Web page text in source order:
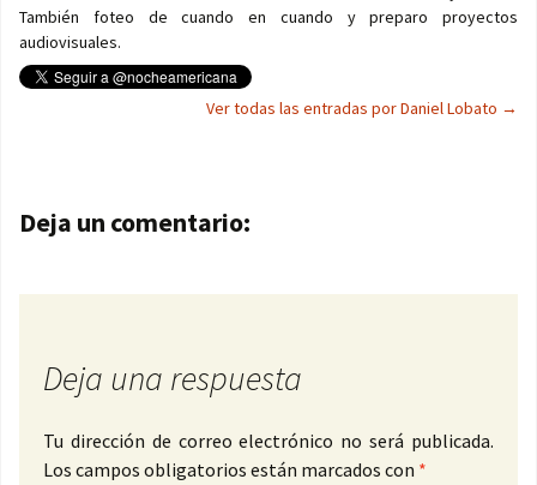
También foteo de cuando en cuando y preparo proyectos
audiovisuales.
Ver todas las entradas por Daniel Lobato →
Navegación de entradas
Deja un comentario:
Deja una respuesta
Tu dirección de correo electrónico no será publicada.
Los campos obligatorios están marcados con *